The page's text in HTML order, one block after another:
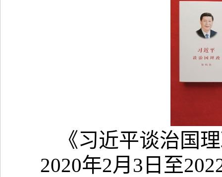
《习近平谈治国
2020年2月3日至